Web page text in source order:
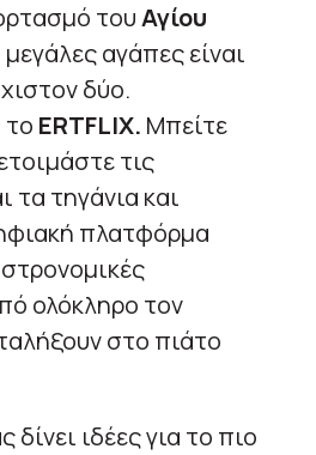
τουΑγίου
μεγάλες αγάπες είναι
δύο.
το ERTFLIX. Μπείτε
τις
τα τηγάνια και
πλατφόρμα
ολόκληρο τον
στο πιάτο
δίνει ιδέες για το πιο